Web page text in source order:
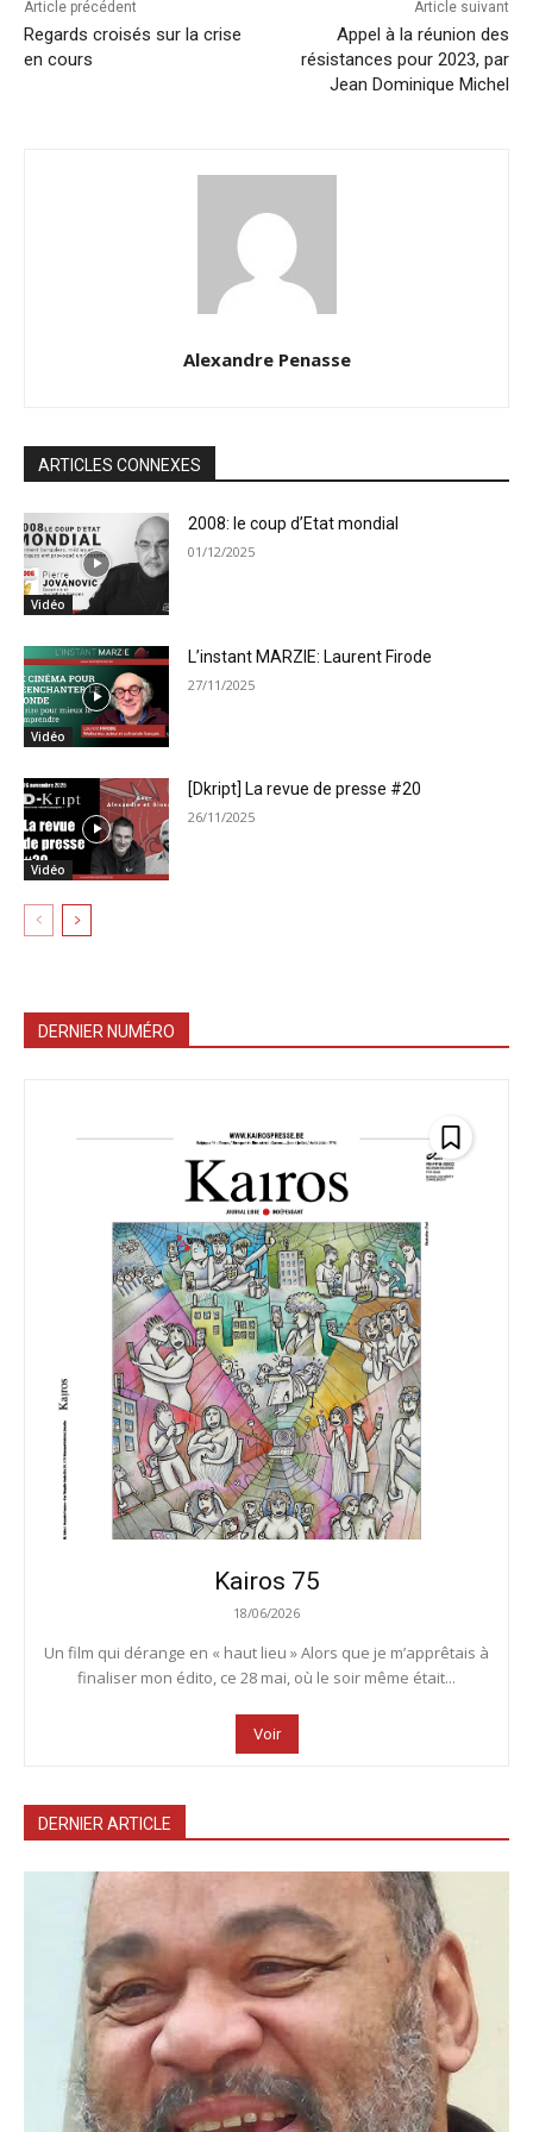
Article précédent
Regards croisés sur la crise
en cours
Article suivant
Appel à la réunion des
résistances pour 2023, par
Jean Dominique Michel
Alexandre Penasse
ARTICLES CONNEXES
Vidéo
2008: le coup d’Etat mondial
01/12/2025
Vidéo
L’instant MARZIE: Laurent Firode
27/11/2025
Vidéo
[Dkript] La revue de presse #20
26/11/2025
DERNIER NUMÉRO
Kairos 75
18/06/2026
Un film qui dérange en « haut lieu » Alors que je m’apprêtais à
finaliser mon édito, ce 28 mai, où le soir même était...
Voir
DERNIER ARTICLE